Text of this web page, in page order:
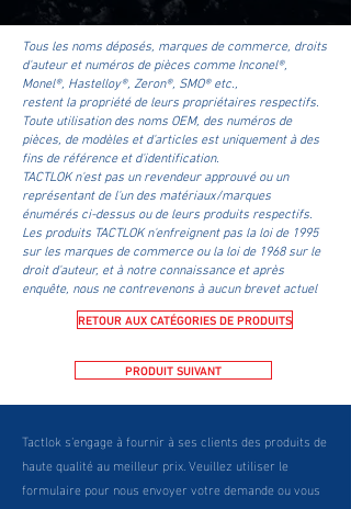
Tous les noms déposés, marques de commerce, droits
d'auteur et numéros de pièces comme Inconel®,
Monel®, Hastelloy®, Zeron®, SMO® etc.,
restent la propriété de leurs propriétaires respectifs.
Toute utilisation des noms OEM, des numéros de
pièces, de modèles et d'articles est uniquement à des
fins de référence et d'identification.
TACTLOK n'est pas un revendeur approuvé ou un
représentant de l'un des matériaux/marques
énumérés ci-dessus ou de leurs produits respectifs.
Les produits TACTLOK n'enfreignent pas la loi de 1995
sur les marques de commerce ou la loi de 1968 sur le
droit d'auteur, et à notre connaissance et après
enquête, nous ne contrevenons à aucun brevet actuel
RETOUR AUX CATÉGORIES DE PRODUITS
PRODUIT SUIVANT
Tactlok s'engage à fournir à ses clients des produits de
haute qualité au meilleur prix. Veuillez utiliser le
formulaire pour nous envoyer votre demande ou vous